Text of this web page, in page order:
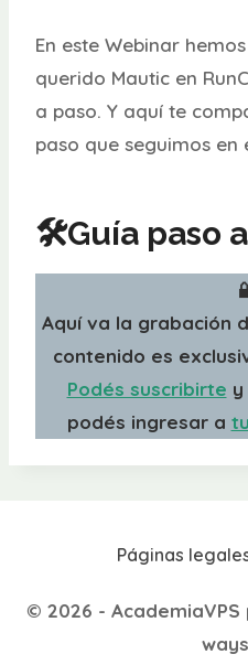
En este Webinar
querido Mautic en
a paso. Y aquí te
paso que seguimos en
🛠Guía paso
Aquí va la grabación
contenido es
Podés suscribirte y
podés ingresar a
Páginas
© 2026 -